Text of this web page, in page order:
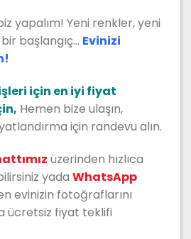
yapalım! Yeni renkler, yeni
başlangıç… Evinizi
için en iyi fiyat
Hemen bize ulaşın,
için randevu alın.
üzerinden hızlıca
yada WhatsApp
evinizin fotoğraflarını
ücretsiz fiyat teklifi